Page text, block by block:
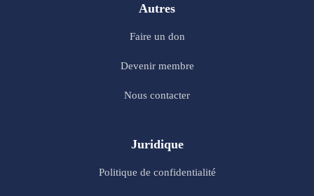
Autres
Faire un don
Devenir membre
Nous contacter
Juridique
Politique de confidentialité